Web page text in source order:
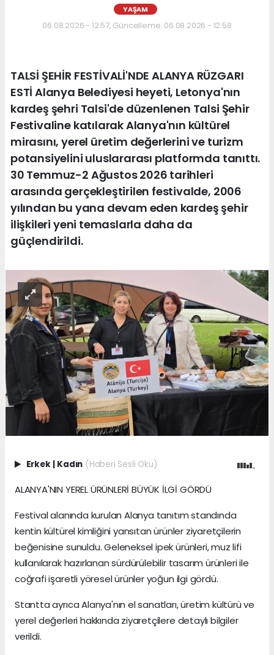
YAŞAM
06.08.2026 - 12:57, Güncelleme: 06.08.2026 - 12:58
TALSİ ŞEHİR FESTİVALİ'NDE ALANYA RÜZGARI
ESTİ Alanya Belediyesi heyeti, Letonya'nın
kardeş şehri Talsi'de düzenlenen Talsi Şehir
Festivaline katılarak Alanya'nın kültürel
mirasını, yerel üretim değerlerini ve turizm
potansiyelini uluslararası platformda tanıttı.
30 Temmuz-2 Ağustos 2026 tarihleri
arasında gerçekleştirilen festivalde, 2006
yılından bu yana devam eden kardeş şehir
ilişkileri yeni temaslarla daha da
güçlendirildi.
Erkek Kadın (Haberi Sesli Oku)
ALANYA'NIN YEREL ÜRÜNLERİ BÜYÜK İLGİ GÖRDÜ
Festival alanında kurulan Alanya tanıtım standında
kentin kültürel kimliğini yansıtan ürünler ziyaretçilerin
beğenisine sunuldu. Geleneksel ipek ürünleri, muz lifi
kullanılarak hazırlanan sürdürülebilir tasarım ürünleri ile
coğrafi işaretli yöresel ürünler yoğun ilgi gördü.
Stantta ayrıca Alanya'nın el sanatları, üretim kültürü ve
yerel değerleri hakkında ziyaretçilere detaylı bilgiler
verildi.